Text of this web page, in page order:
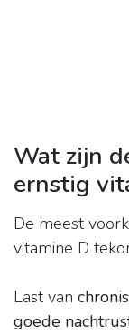
Wat zijn
ernstig
De meest
vitamine D
Last van
goede